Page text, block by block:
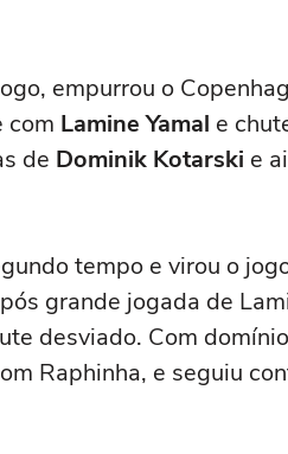
empurrou o
com Lamine Yamal e
de Dominik Kotarski e
tempo e virou o
grande jogada de
desviado. Com
Raphinha, e seguiu